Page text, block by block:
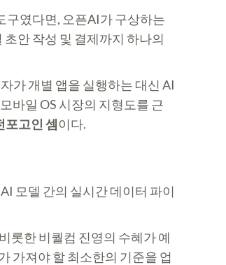
구였다면, 오픈AI가 구상하는
안 작성 및 결제까지 하나의
가 개별 앱을 실행하는 대신 AI
바일 OS 시장의 지형도를 근
포고인 셈이다.
모델 간의 실시간 데이터 파이
롯한 비퀄컴 진영의 수혜가 예
가져야 할 최소한의 기준을 업